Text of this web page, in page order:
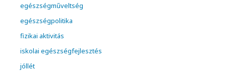
egészségműveltség
egészségpolitika
fizikai aktivitás
iskolai egészségfejlesztés
jóllét